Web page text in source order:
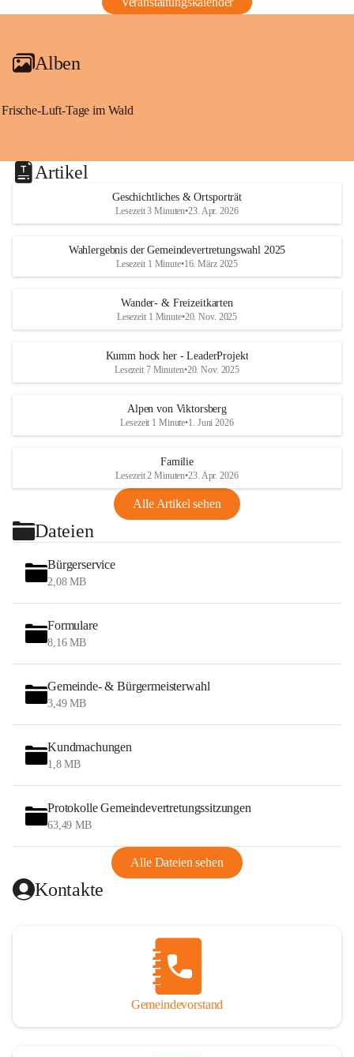
Alben
Frische-Luft-Tage im Wald
Artikel
Geschichtliches & Ortsporträt
Lesezeit 3 Minuten•23. Apr. 2026
Wahlergebnis der Gemeindevertretungswahl 2025
Lesezeit 1 Minute•16. März 2025
Wander- & Freizeitkarten
Lesezeit 1 Minute•20. Nov. 2025
Kumm hock her - LeaderProjekt
Lesezeit 7 Minuten•20. Nov. 2025
Alpen von Viktorsberg
Lesezeit 1 Minute•1. Juni 2026
Familie
Lesezeit 2 Minuten•23. Apr. 2026
Alle Artikel sehen
Dateien
Bürgerservice
2,08 MB
Formulare
8,16 MB
Gemeinde- & Bürgermeisterwahl
3,49 MB
Kundmachungen
1,8 MB
Protokolle Gemeindevertretungssitzungen
63,49 MB
Alle Dateien sehen
Kontakte
Gemeindevorstand